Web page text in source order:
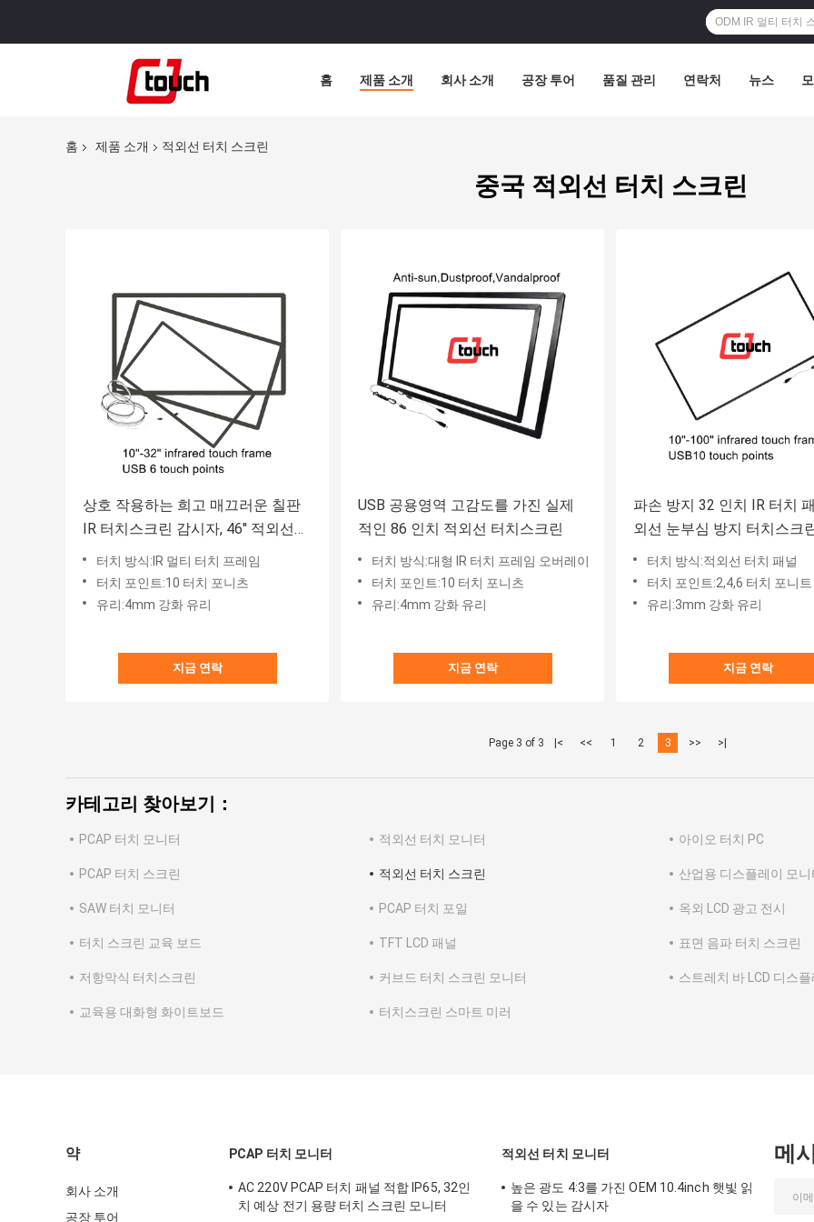
홈 제품 소개 회사 소개 공장 투어 품질 관리 연락처 뉴스
홈 제품 소개 적외선 터치 스크린
중국 적외선 터치 스크린
상호 작용하는 희고 매끄러운 칠판
IR 터치스크린 감시자, 46" 적외선
구조 터치스크린
터치 방식:IR 멀티 터치 프레임
터치 포인트:10 터치 포니츠
유리:4mm 강화 유리
지금 연락
USB 공용영역 고감도를 가진 실제
적인 86 인치 적외선 터치스크린
터치 방식:대형 IR 터치 프레임 오버레이
터치 포인트:10 터치 포니츠
유리:4mm 강화 유리
지금 연락
파손 방지 32 인치 IR 터치
외선 눈부심 방지 터치스크
터치 방식:적외선 터치 패널
터치 포인트:2,4,6 터치 포니트
유리:3mm 강화 유리
지금 연락
Page 3 of 3 |< << 1 2 3 >> >|
카테고리 찾아보기：
PCAP 터치 모니터 적외선 터치 모니터 아이오 터치 PC
PCAP 터치 스크린 적외선 터치 스크린 산업용 디스플레이 모니
SAW 터치 모니터 PCAP 터치 포일 옥외 LCD 광고 전시
터치 스크린 교육 보드 TFT LCD 패널 표면 음파 터치 스크린
저항막식 터치스크린 커브드 터치 스크린 모니터 스트레치 바 LCD 디스플
교육용 대화형 화이트보드 터치스크린 스마트 미러
약
회사 소개
공장 투어
PCAP 터치 모니터
AC 220V PCAP 터치 패널 적합 IP65, 32인
치 예상 전기 용량 터치 스크린 모니터
적외선 터치 모니터
높은 광도 4:3를 가진 OEM 10.4inch 햇빛 읽
을 수 있는 감시자
메